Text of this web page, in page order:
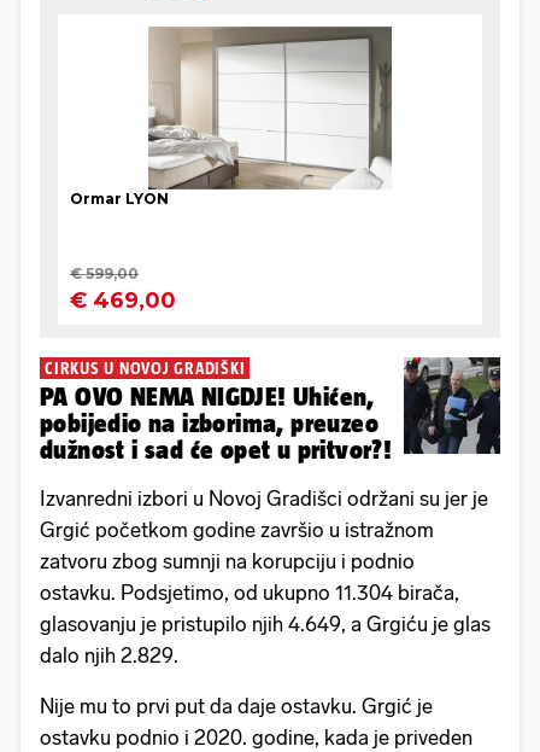
CIRKUS U NOVOJ GRADIŠKI
PA OVO NEMA NIGDJE! Uhićen,
pobijedio na izborima, preuzeo
dužnost i sad će opet u pritvor?!
Izvanredni izbori u Novoj Gradišci održani su jer je
Grgić početkom godine završio u istražnom
zatvoru zbog sumnji na korupciju i podnio
ostavku. Podsjetimo, od ukupno 11.304 birača,
glasovanju je pristupilo njih 4.649, a Grgiću je glas
dalo njih 2.829.
Nije mu to prvi put da daje ostavku. Grgić je
ostavku podnio i 2020. godine, kada je priveden